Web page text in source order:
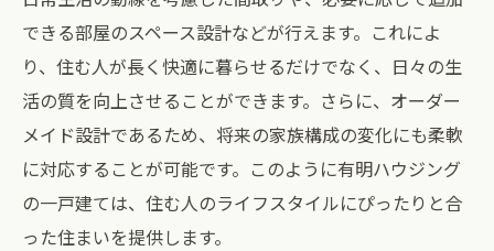
できる部屋のスペース設計などが行えます。これによ
り、住む人が長く快適に暮らせるだけでなく、日々の生
活の質を向上させることができます。さらに、オーダー
メイド設計であるため、将来の家族構成の変化にも柔軟
に対応することが可能です。このように有明ハウジング
の一戸建ては、住む人のライフスタイルにぴったりと合
った住まいを提供します。